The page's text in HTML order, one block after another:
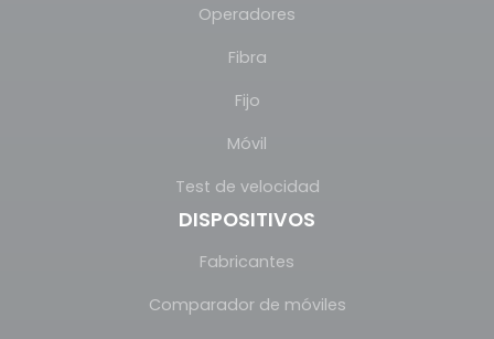
Operadores
Fibra
Fijo
Móvil
Test de velocidad
DISPOSITIVOS
Fabricantes
Comparador de móviles